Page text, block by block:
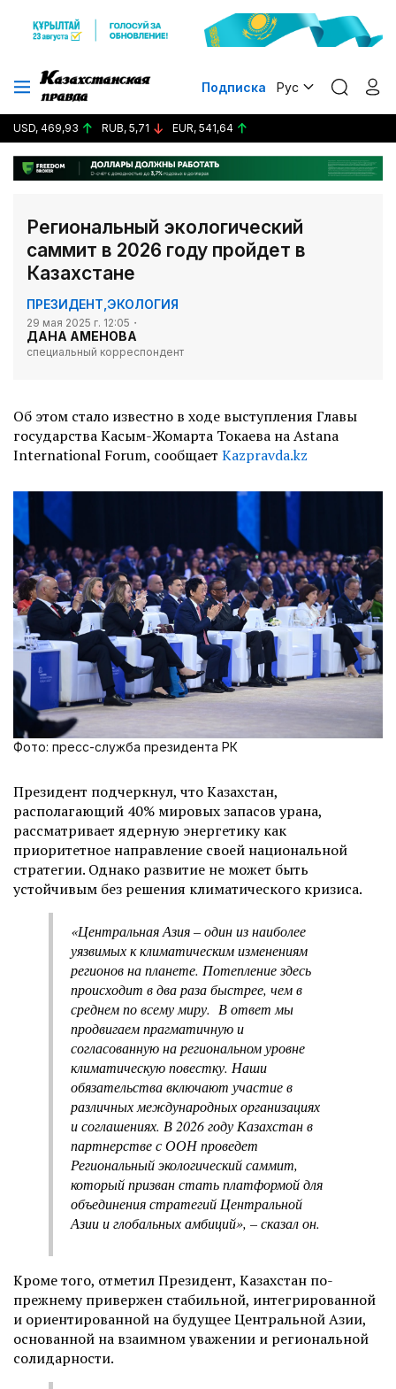
Подписка Рус
USD, 469,93 RUB, 5,71 EUR, 541,64
Региональный экологический
саммит в 2026 году пройдет в
Казахстане
ПРЕЗИДЕНТ ЭКОЛОГИЯ
29 мая 2025 г. 12:05
ДАНА АМЕНОВА
специальный корреспондент
Об этом стало известно в ходе выступления Главы
государства Касым-Жомарта Токаева на Astana
International Forum, сообщает Kazpravda.kz
Фото: пресс-служба президента РК
Президент подчеркнул, что Казахстан,
располагающий 40% мировых запасов урана,
рассматривает ядерную энергетику как
приоритетное направление своей национальной
стратегии. Однако развитие не может быть
устойчивым без решения климатического кризиса.
«Центральная Азия – один из наиболее
уязвимых к климатическим изменениям
регионов на планете. Потепление здесь
происходит в два раза быстрее, чем в
среднем по всему миру. В ответ мы
продвигаем прагматичную и
согласованную на региональном уровне
климатическую повестку. Наши
обязательства включают участие в
различных международных организациях
и соглашениях. В 2026 году Казахстан в
партнерстве с ООН проведет
Региональный экологический саммит,
который призван стать платформой для
объединения стратегий Центральной
Азии и глобальных амбиций», – сказал он.
Кроме того, отметил Президент, Казахстан по-
прежнему привержен стабильной, интегрированной
и ориентированной на будущее Центральной Азии,
основанной на взаимном уважении и региональной
солидарности.